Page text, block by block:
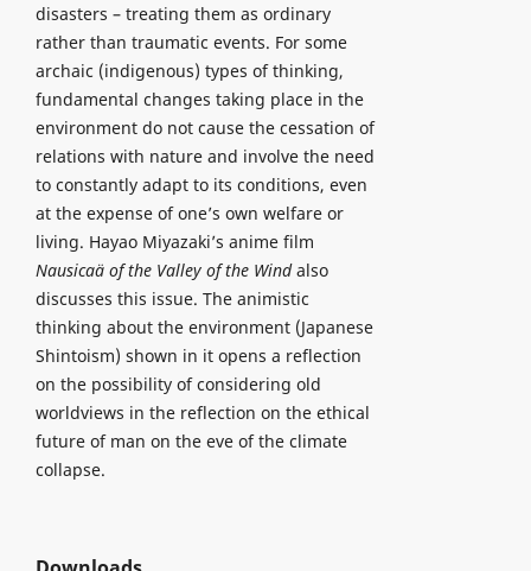
disasters – treating them as ordinary
rather than traumatic events. For some
archaic (indigenous) types of thinking,
fundamental changes taking place in the
environment do not cause the cessation of
relations with nature and involve the need
to constantly adapt to its conditions, even
at the expense of one’s own welfare or
living. Hayao Miyazaki’s anime film
Nausicaä of the Valley of the Windalso
discusses this issue. The animistic
thinking about the environment (Japanese
Shintoism) shown in it opens a reflection
on the possibility of considering old
worldviews in the reflection on the ethical
future of man on the eve of the climate
collapse.